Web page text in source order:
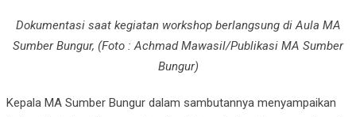
Dokumentasi saat kegiatan workshop berlangsung di Aula MA
Sumber Bungur, (Foto : Achmad Mawasil/Publikasi MA Sumber
Bungur)
Kepala MA Sumber Bungur dalam sambutannya menyampaikan